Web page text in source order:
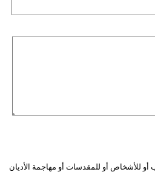
أو للأشخاص أو للمقدسات أو مهاجمة الأديان